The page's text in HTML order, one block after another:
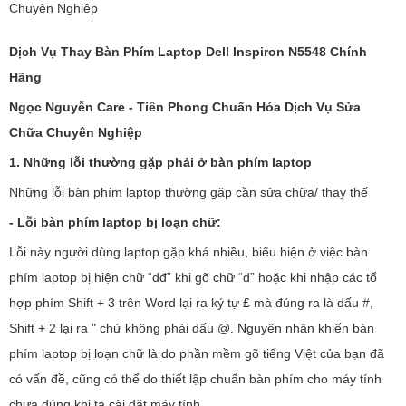
Chuyên Nghiệp
Dịch Vụ Thay Bàn Phím Laptop Dell Inspiron N5548 Chính
Hãng
Ngọc Nguyễn Care - Tiên Phong Chuẩn Hóa Dịch Vụ Sửa
Chữa Chuyên Nghiệp
1. Những lỗi thường gặp phải ở bàn phím laptop
Những lỗi bàn phím laptop thường gặp cần sửa chữa/ thay thế
- Lỗi bàn phím laptop bị loạn chữ:
Lỗi này người dùng laptop gặp khá nhiều, biểu hiện ở việc bàn
phím laptop bị hiện chữ “dđ” khi gõ chữ “d” hoặc khi nhập các tổ
hợp phím Shift + 3 trên Word lại ra ký tự £ mà đúng ra là dấu #,
Shift + 2 lại ra " chứ không phải dấu @. Nguyên nhân khiến bàn
phím laptop bị loạn chữ là do phần mềm gõ tiếng Việt của bạn đã
có vấn đề, cũng có thể do thiết lập chuẩn bàn phím cho máy tính